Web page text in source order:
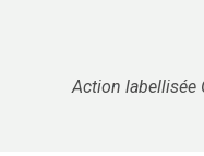
Action labellisée